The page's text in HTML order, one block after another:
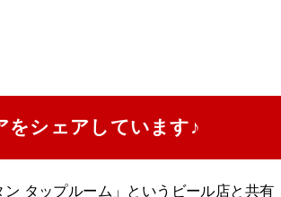
をシェアしています♪
タップルーム」というビール店と共有